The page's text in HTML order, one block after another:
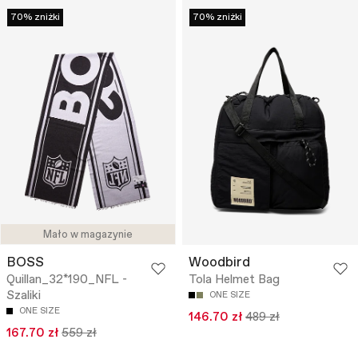
Mało w magazynie
70% zniżki
BOSS
Quillan_32*190_NFL -
Szaliki
ONE SIZE
167.70 zł 559 zł
70% zniżki
Woodbird
Tola Helmet Bag
ONE SIZE
146.70 zł 489 zł